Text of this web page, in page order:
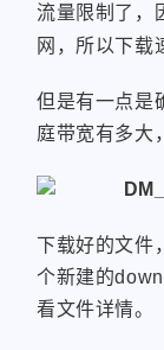
流量限制了，
网，所以下载
但是有一点是
庭带宽有多大
下载好的文件
个新建的
看文件详情。